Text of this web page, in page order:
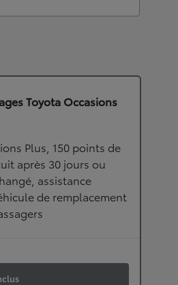
Toyota Occasions
Plus, 150 points de
après 30 jours ou
assistance
de remplacement